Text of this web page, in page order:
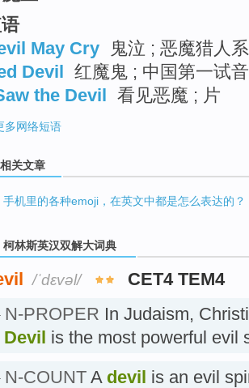
May Cry
鬼泣 ; 恶魔猎人
Devil
红魔鬼 ; 中国第一试
the Devil
看见恶魔 ; 片
多网络短语
相关文章
手机里的各种emoji，在英文中都是怎么表达的？
柯林斯英汉双解大词典
/ˈdɛvəl/ CET4 TEM4
N-PROPER In Judaism,
Devil is the most powerful evil
N-COUNT A devil is an evil